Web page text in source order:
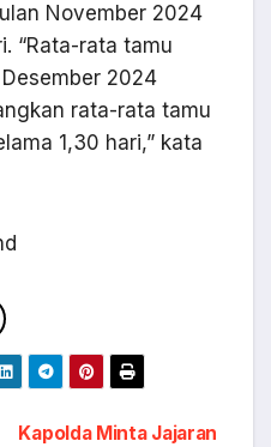
November 2024
“Rata-rata tamu
2024
rata-rata tamu
1,30 hari,” kata
Kapolda Minta Jajaran